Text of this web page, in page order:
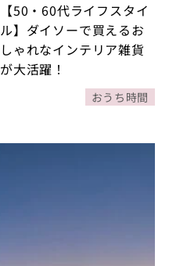
【50・60代ライフスタイ
ル】ダイソーで買えるお
しゃれなインテリア雑貨
が大活躍！
おうち時間